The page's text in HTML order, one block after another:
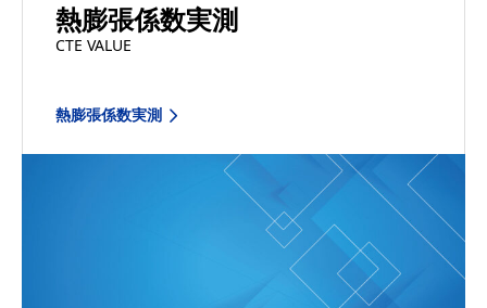
熱膨張係数実測
CTE VALUE
熱膨張係数実測